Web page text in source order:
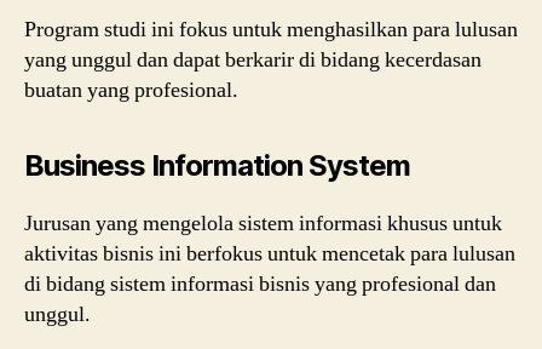
Program studi ini fokus untuk menghasilkan para lulusan
yang unggul dan dapat berkarir di bidang kecerdasan
buatan yang profesional.
Business Information System
Jurusan yang mengelola sistem informasi khusus untuk
aktivitas bisnis ini berfokus untuk mencetak para lulusan
di bidang sistem informasi bisnis yang profesional dan
unggul.